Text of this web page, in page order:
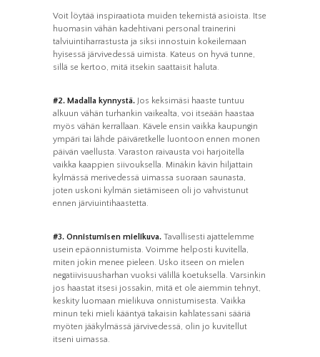
Voit löytää inspiraatiota muiden tekemistä asioista. Itse
huomasin vähän kadehtivani personal trainerini
talviuintiharrastusta ja siksi innostuin kokeilemaan
hyisessä järvivedessä uimista. Kateus on hyvä tunne,
sillä se kertoo, mitä itsekin saattaisit haluta.
#2. Madalla kynnystä. Jos keksimäsi haaste tuntuu
alkuun vähän turhankin vaikealta, voi itseään haastaa
myös vähän kerrallaan. Kävele ensin vaikka kaupungin
ympäri tai lähde päiväretkelle luontoon ennen monen
päivän vaellusta. Varaston raivausta voi harjoitella
vaikka kaappien siivouksella. Minäkin kävin hiljattain
kylmässä merivedessä uimassa suoraan saunasta,
joten uskoni kylmän sietämiseen oli jo vahvistunut
ennen järviuintihaastetta.
#3. Onnistumisen mielikuva. Tavallisesti ajattelemme
usein epäonnistumista. Voimme helposti kuvitella,
miten jokin menee pieleen. Usko itseen on mielen
negatiivisuusharhan vuoksi välillä koetuksella. Varsinkin
jos haastat itsesi jossakin, mitä et ole aiemmin tehnyt,
keskity luomaan mielikuva onnistumisesta. Vaikka
minun teki mieli kääntyä takaisin kahlatessani sääriä
myöten jääkylmässä järvivedessä, olin jo kuvitellut
itseni uimassa.
hyvin vierailusi
aikana. Jos et salli
näitä evästeitä, osa
toiminnallisuudesta
ei tule olemaan
käytettävissäsi
sivustolla.
Markkinointi
Jos jaat huomiosi
sivustollamme, on
todennäköisempää
että näet sinulle
räätälöityjä
sisältöjä ja
tarjouksia.